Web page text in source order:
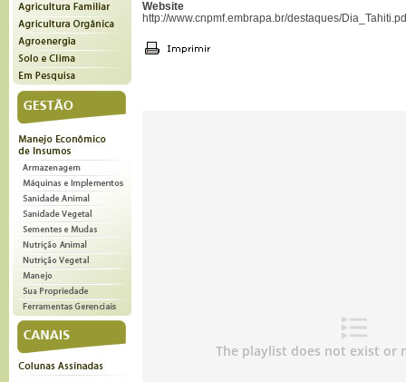
Website
http://www.cnpmf.embrapa.br/destaques/